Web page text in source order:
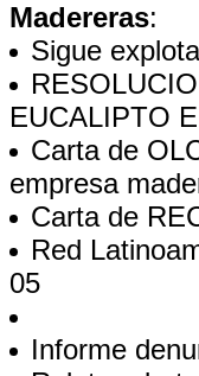
Madereras:
Sigue
EUCALIPTO
Carta de
empresa
Carta de
Red
05
Informe